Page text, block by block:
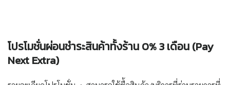
โปรโมชั่นผ่อนชำระสินค้าทั้งร้าน0% 3เดือน (Pay
Next Extra)